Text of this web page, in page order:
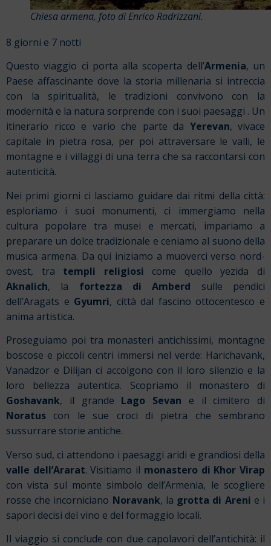
Chiesa armena, foto di Enrico Radrizzani.
8 giorni e 7 notti
Questo viaggio ci porta alla scoperta dell’Armenia, un
Paese affascinante dove la storia millenaria si intreccia
con la spiritualità, le tradizioni convivono con la
modernità e la natura sorprende con i suoi paesaggi . Un
itinerario ricco e vario che parte da Yerevan, vivace
capitale in pietra rosa, per poi attraversare le valli, le
montagne e i villaggi di una terra che sa raccontarsi con
autenticità.
Nei primi giorni ci lasciamo guidare dai ritmi della città:
esploriamo i suoi monumenti, ci immergiamo nella
cultura popolare tra musei e mercati, impariamo a
preparare un dolce tradizionale e ceniamo al suono della
musica armena. Da qui iniziamo a muoverci verso nord-
ovest, tra templi religiosi come quello yezida di
Aknalich, la fortezza di Amberd sulle pendici
dell’Aragats e Gyumri, città dal fascino ottocentesco e
anima artistica.
Proseguiamo poi tra monasteri antichissimi, montagne
boscose e piccoli centri immersi nel verde: Harichavank,
Vanadzor e Dilijan ci accolgono con il loro silenzio e la
loro bellezza autentica. Scopriamo il monastero di
Goshavank, il grande Lago Sevan e il cimitero di
Noratus con le sue croci di pietra che sembrano
sussurrare storie antiche.
Verso sud, ci attendono i paesaggi aridi e grandiosi della
valle dell’Ararat. Visitiamo il monastero di Khor Virap
con vista sul monte simbolo dell’Armenia, le scogliere
rosse che incorniciano Noravank, la grotta di Areni e i
sapori decisi del vino e del formaggio locali.
Il viaggio si conclude con due capolavori dell’antichità: il